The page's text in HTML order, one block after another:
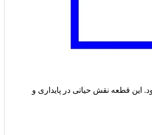
استفاده می‌شود. این قطعه نقش حیاتی در پایداری و